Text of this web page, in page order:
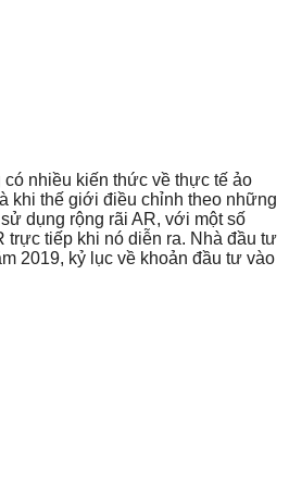
nhiều kiến thức về thực tế ảo
khi thế giới điều chỉnh theo những
dụng rộng rãi AR, với một số
tiếp khi nó diễn ra. Nhà đầu tư
2019, kỷ lục về khoản đầu tư vào